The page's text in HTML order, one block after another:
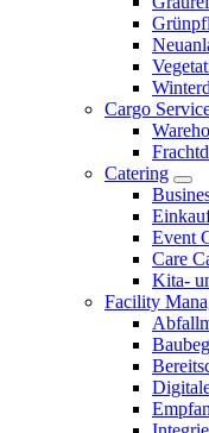
Cargo
Catering
Event
Care
Kita-
Facility